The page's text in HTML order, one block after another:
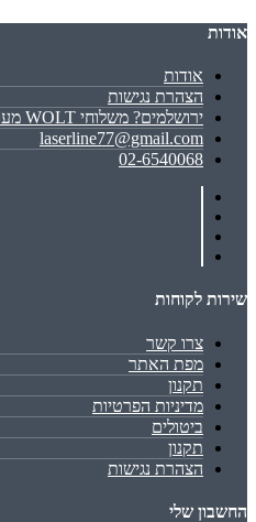
אודות
אודות
הצהרת נגישות
ירושלמים? משלוחי WOLT מעכשיו לעכשיו!
laserline77@gmail.com
02-6540068
שירות לקוחות
צרו קשר
מפת האתר
תקנון
מדיניות הפרטיות
ביטולים
תקנון
הצהרת נגישות
החשבון שלי